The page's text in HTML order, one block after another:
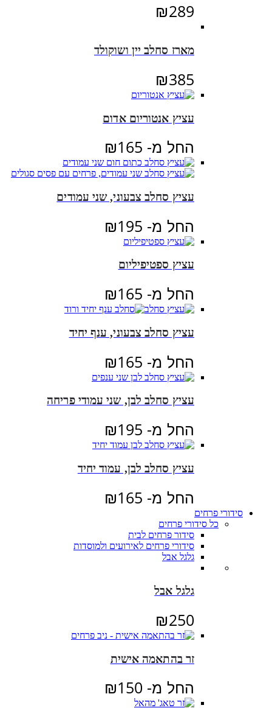
₪289
מארז סחלב יין ושוקולד
₪385
עציץ אנטוריום אדום
החל מ- ₪165
עציץ סחלב צבעוני, שני עמודים
החל מ- ₪195
עציץ ספטיפיליום
החל מ- ₪165
עציץ סחלב צבעוני, ענף יחיד
החל מ- ₪165
עציץ סחלב לבן, שני עמודי פריחה
החל מ- ₪195
עציץ סחלב לבן, עמוד יחיד
החל מ- ₪165
סידורי פרחים
כל סידורי פרחים
סידור פרחים לבית
סידורי פרחים לאירועים ולמוסדות
גלגל אבל
גלגל אבל
₪250
זר בהתאמה אישית
החל מ- ₪150